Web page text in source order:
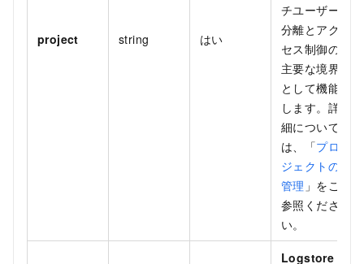
project string はい
チユーザー
分離とアク
セス制御の
主要な境界
として機能
します。詳
細について
は、「プロ
ジェクトの
管理 」をご
参照くださ
い。
Logstore